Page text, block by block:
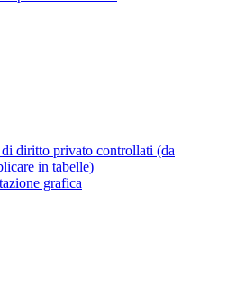
diritto privato controllati (da
in tabelle)
grafica